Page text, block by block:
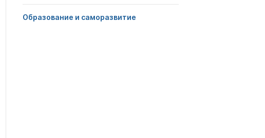
Образование и саморазвитие